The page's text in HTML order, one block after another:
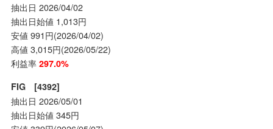
抽出日 2026/04/02
抽出日始値 1,013円
安値 991円(2026/04/02)
高値 3,015円(2026/05/22)
利益率 297.0%
FIG [4392]
抽出日 2026/05/01
抽出日始値 345円